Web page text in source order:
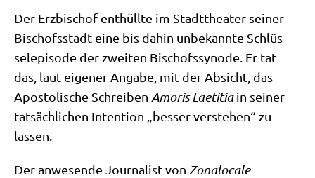
Der Erz­bi­schof ent­hüll­te im Stadt­thea­ter sei­ner
Bischofs­stadt eine bis dahin unbe­kann­te Schlüs­
sel­epi­so­de der zwei­ten Bischofs­syn­ode. Er tat
das, laut eige­ner Anga­be, mit der Absicht, das
Apo­sto­li­sche Schrei­ben Amo­ris Lae­ti­tiain sei­ner
tat­säch­li­chen Inten­ti­on „bes­ser ver­ste­hen“ zu
lassen.
Der anwe­sen­de Jour­na­list von Zona­lo­ca­le